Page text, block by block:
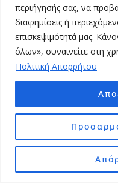
περιήγησής σας, να
διαφημίσεις ή
επισκεψιμότητά μας.
όλων», συναινείτε στη
Πολιτική Απορρήτου
1 2
Ετικέτες